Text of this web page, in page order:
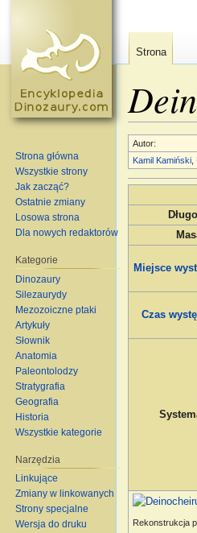
Autor:
Kamil Kamiński,
Miejsce
Czas
Rekonstrukcja
Strona
Strona główna
Wszystkie strony
Jak zacząć?
Ostatnie zmiany
Losowa strona
Dla nowych redaktorów
Kategorie
Dinozaury
Silezaurydy
Mezozoiczne ptaki
Artykuły
Słownik
Anatomia
Paleontolodzy
Stratygrafia
Geografia
Historia
Wszystkie kategorie
Narzędzia
Linkujące
Zmiany w linkowanych
Strony specjalne
Wersja do druku